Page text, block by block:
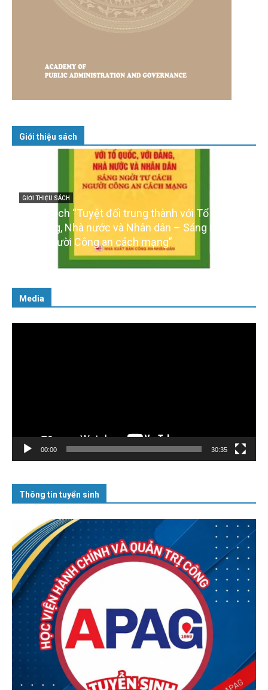
Giới thiệu sách
GIỚI THIỆU SÁCH
Ra mắt ba cuốn sách ảnh chào mừng Đại hội XIV
của Đảng
Media
00:00 30:35
Thông tin tuyển sinh